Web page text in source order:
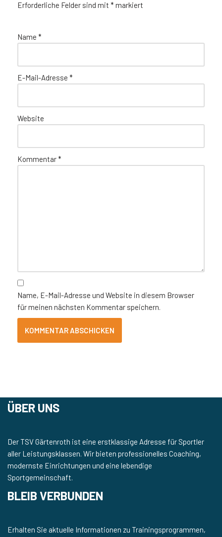
Erforderliche Felder sind mit * markiert
Name *
E-Mail-Adresse *
Website
Kommentar*
Name, E-Mail-Adresse und Website in diesem Browser
für meinen nächsten Kommentar speichern.
ÜBER UNS
Der TSV Gärtenroth ist eine erstklassige Adresse für Sportler
aller Leistungsklassen. Wir bieten professionelles Coaching,
modernste Einrichtungen und eine lebendige
Sportgemeinschaft.
BLEIB VERBUNDEN
Erhalten Sie aktuelle Informationen zu Trainingsprogrammen,